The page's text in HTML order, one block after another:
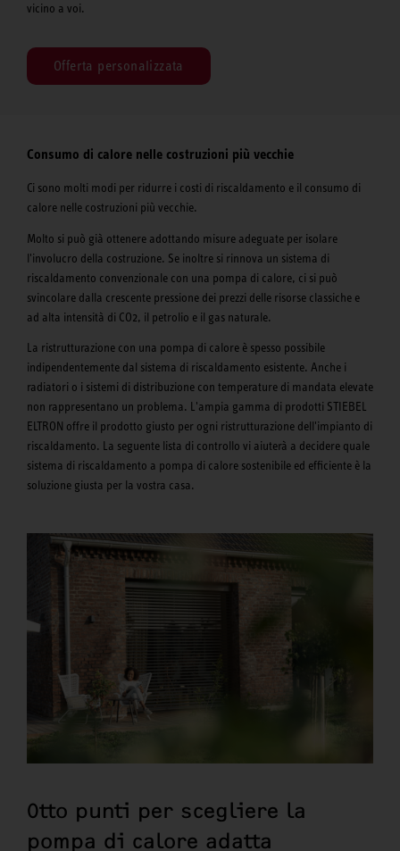
vicino a voi.
Offerta personalizzata
Consumo di calore nelle costruzioni più vecchie
Ci sono molti modi per ridurre i costi di riscaldamento e il consumo di
calore nelle costruzioni più vecchie.
Molto si può già ottenere adottando misure adeguate per isolare
l'involucro della costruzione. Se inoltre si rinnova un sistema di
riscaldamento convenzionale con una pompa di calore, ci si può
svincolare dalla crescente pressione dei prezzi delle risorse classiche e
ad alta intensità di CO2, il petrolio e il gas naturale.
La ristrutturazione con una pompa di calore è spesso possibile
indipendentemente dal sistema di riscaldamento esistente. Anche i
radiatori o i sistemi di distribuzione con temperature di mandata elevate
non rappresentano un problema. L'ampia gamma di prodotti STIEBEL
ELTRON offre il prodotto giusto per ogni ristrutturazione dell'impianto di
riscaldamento. La seguente lista di controllo vi aiuterà a decidere quale
sistema di riscaldamento a pompa di calore sostenibile ed efficiente è la
soluzione giusta per la vostra casa.
Otto punti per scegliere la
pompa di calore adatta